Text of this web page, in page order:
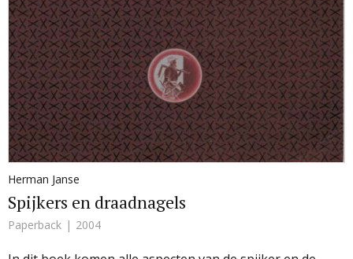
Herman Janse
Spijkers en draadnagels
Paperback 2004